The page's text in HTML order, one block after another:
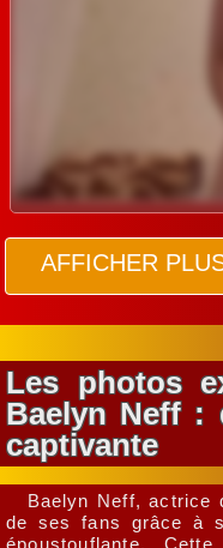
AFFICHER
Les photos
Baelyn Neff :
captivante
Baelyn Neff, actrice
de ses fans grâce à
époustouflante.